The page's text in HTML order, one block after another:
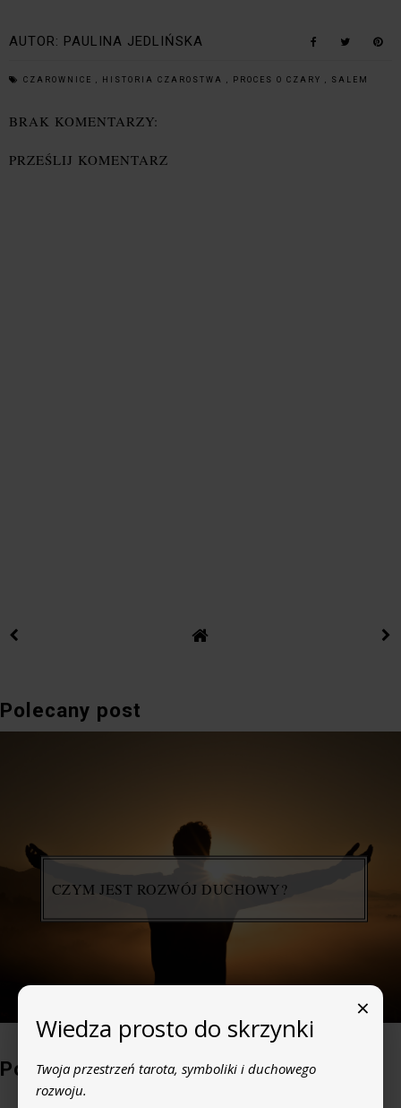
AUTOR: PAULINA JEDLIŃSKA
CZAROWNICE , HISTORIA CZAROSTWA , PROCES O CZARY , SALEM
BRAK KOMENTARZY:
PRZEŚLIJ KOMENTARZ
Polecany post
CZYM JEST ROZWÓJ DUCHOWY?
Popularne posty
×
Wiedza prosto do skrzynki
Twoja przestrzeń tarota, symboliki i duchowego
rozwoju.